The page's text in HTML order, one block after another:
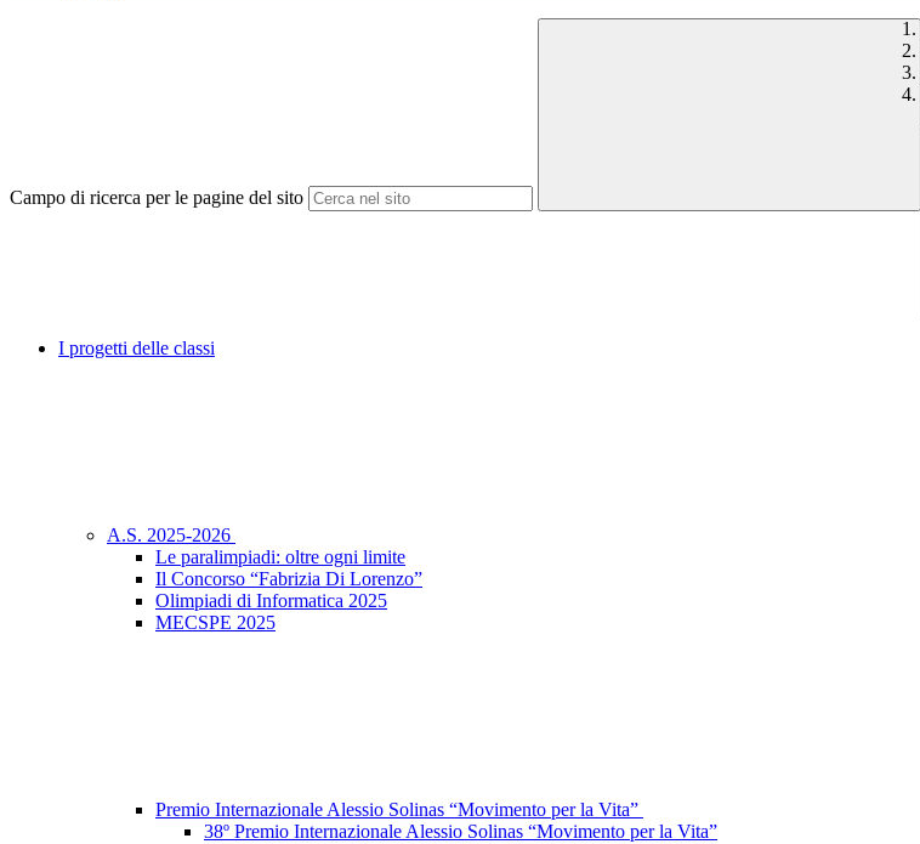
Campo di ricerca per le pagine del sito
I progetti delle classi
A.S. 2025-2026
Le paralimpiadi: oltre ogni limite
Il Concorso “Fabrizia Di Lorenzo”
Olimpiadi di Informatica 2025
MECSPE 2025
Premio Internazionale Alessio Solinas “Movimento per la Vita”
38º Premio Internazionale Alessio Solinas “Movimento per la Vita”